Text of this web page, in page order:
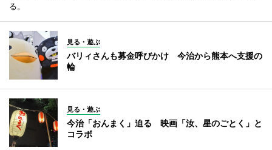
る。
見る・遊ぶ
バリィさんも募金呼びかけ 今治から熊本へ支援の
輪
見る・遊ぶ
今治「おんまく」迫る 映画「汝、星のごとく」と
コラボ